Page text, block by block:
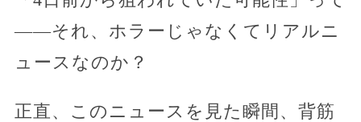
——それ、ホラーじゃなくてリアルニ
ュースなのか？
正直、このニュースを見た瞬間、背筋